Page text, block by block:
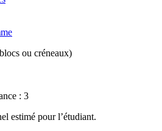
ou créneaux)
: 3
estimé pour l’étudiant.